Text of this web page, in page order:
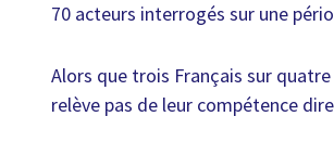
70 acteurs interrogés sur une
Alors que trois Français sur
relève pas de leur compétence